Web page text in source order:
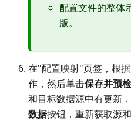
配置文件的整体
版。
在"配置映射"页签，根
作，然后单击保存并预
和目标数据源中有更新
数据按钮，重新获取源